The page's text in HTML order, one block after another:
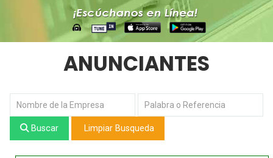
ANUNCIANTES
Buscar Limpiar Busqueda